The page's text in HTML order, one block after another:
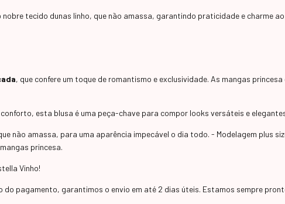
tecido dunas linho, que não amassa, garantindo praticidade e charme ao
, que confere um toque de romantismo e exclusividade. As mangas
esta blusa é uma peça-chave para compor looks versáteis e
não amassa, para uma aparência impecável o dia todo. - Modelagem plus
princesa.
Vinho!
pagamento, garantimos o envio em até 2 dias úteis. Estamos sempre